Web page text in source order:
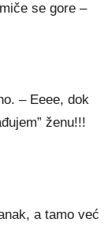
se gore –
– Eeee, dok
ženu!!!
a tamo već